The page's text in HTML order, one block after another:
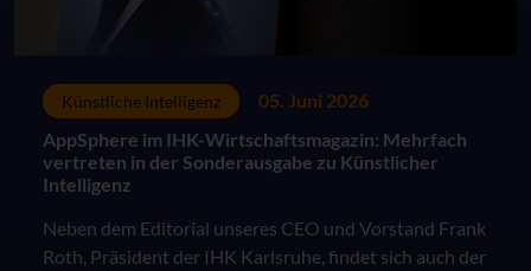
Künstliche Intelligenz
05. Juni 2026
AppSphere im IHK-Wirtschaftsmagazin: Mehrfach
vertreten in der Sonderausgabe zu Künstlicher
Intelligenz
Neben dem Editorial unseres CEO und Vorstand Frank
Roth, Präsident der IHK Karlsruhe, findet sich auch der